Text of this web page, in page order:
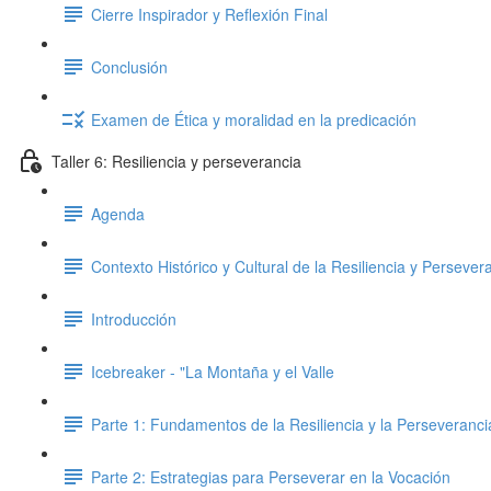
Cierre Inspirador y Reflexión Final
Conclusión
Examen de Ética y moralidad en la predicación
Taller 6: Resiliencia y perseverancia
Agenda
Contexto Histórico y Cultural de la Resiliencia y
Introducción
Icebreaker - "La Montaña y el Valle
Parte 1: Fundamentos de la Resiliencia y la
Parte 2: Estrategias para Perseverar en la Vocación